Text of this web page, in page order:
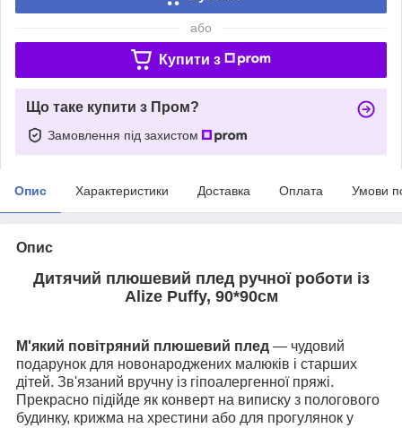
або
Купити з
Що таке купити з Пром?
Замовлення під захистом
Опис Характеристики Доставка Оплата Умови
Опис
Дитячий плюшевий плед ручної роботи із
Alize Puffy, 90*90см
М'який повітряний плюшевий плед — чудовий
подарунок для новонароджених малюків і старших
дітей. Зв'язаний вручну із гіпоалергенної пряжі.
Прекрасно підійде як конверт на виписку з пологового
будинку, крижма на хрестини або для прогулянок у